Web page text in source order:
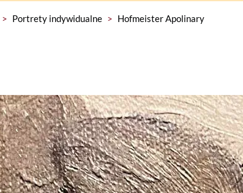
> Portrety indywidualne > Hofmeister Apolinary